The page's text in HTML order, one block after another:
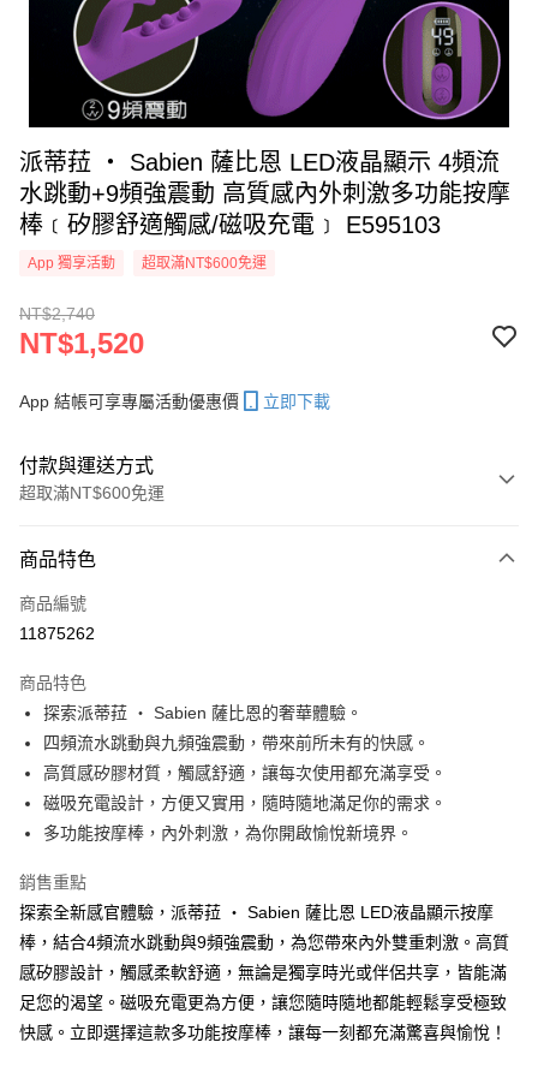
派蒂菈 ‧ Sabien 薩比恩 LED液晶顯示 4頻流
水跳動+9頻強震動 高質感內外刺激多功能按摩
棒﹝矽膠舒適觸感/磁吸充電﹞ E595103
App 獨享活動 超取滿NT$600免運
NT$2,740
NT$1,520
App 結帳可享專屬活動優惠價 立即下載
付款與運送方式
超取滿NT$600免運
信用卡一次付款
超商取貨付款
Apple Pay
街口支付
悠遊付
ATM付款
全家取貨付款
每筆NT$60，滿NT$600(含以上)免運費
付款後全家取貨
商品特色
商品編號
11875262
商品特色
探索派蒂菈 ‧ Sabien 薩比恩的奢華體驗。
四頻流水跳動與九頻強震動，帶來前所未有的快感。
高質感矽膠材質，觸感舒適，讓每次使用都充滿享受。
磁吸充電設計，方便又實用，隨時隨地滿足你的需求。
多功能按摩棒，內外刺激，為你開啟愉悅新境界。
銷售重點
探索全新感官體驗，派蒂菈 ‧ Sabien 薩比恩 LED液晶顯示按摩
棒，結合4頻流水跳動與9頻強震動，為您帶來內外雙重刺激。高質
感矽膠設計，觸感柔軟舒適，無論是獨享時光或伴侶共享，皆能滿
足您的渴望。磁吸充電更為方便，讓您隨時隨地都能輕鬆享受極致
快感。立即選擇這款多功能按摩棒，讓每一刻都充滿驚喜與愉悅！